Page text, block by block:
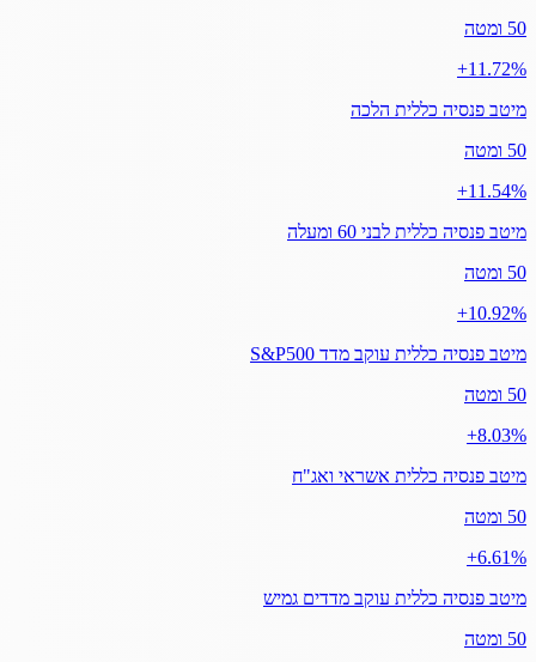
50 ומטה
‎+11.72%
מיטב פנסיה כללית הלכה
50 ומטה
‎+11.54%
מיטב פנסיה כללית לבני 60 ומעלה
50 ומטה
‎+10.92%
מיטב פנסיה כללית עוקב מדד S&P500
50 ומטה
‎+8.03%
מיטב פנסיה כללית אשראי ואג"ח
50 ומטה
‎+6.61%
מיטב פנסיה כללית עוקב מדדים גמיש
50 ומטה